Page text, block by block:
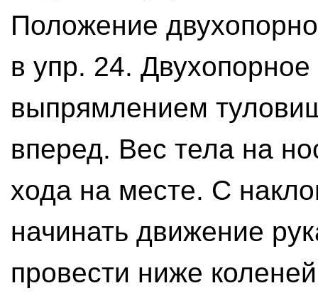
Положение
в упр. 24.
выпрямлением
вперед. Вес тела на
хода на месте. С
начинать движение
провести ниже